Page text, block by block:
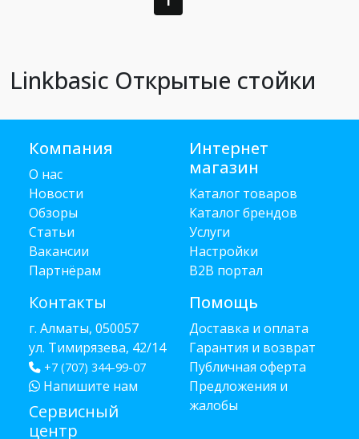
Linkbasic Открытые стойки
Компания
О нас
Новости
Обзоры
Статьи
Вакансии
Партнёрам
Контакты
г. Алматы, 050057
ул. Тимирязева, 42/14
+7 (707) 344-99-07
Напишите нам
Сервисный
центр
Интернет
магазин
Каталог товаров
Каталог брендов
Услуги
Настройки
B2B портал
Помощь
Доставка и оплата
Гарантия и возврат
Публичная оферта
Предложения и
жалобы